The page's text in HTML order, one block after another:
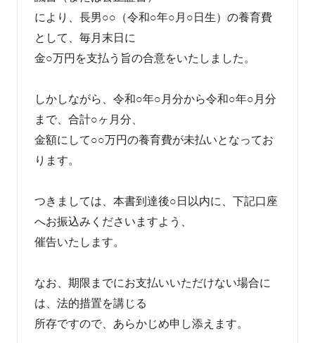
により、長男○○（令和○年○月○日生）の養育費
として、毎月末日に
金○万円を支払う旨の合意をいたしました。
しかしながら、令和○年○月分から令和○年○月分
まで、合計○ヶ月分、
金額にして○○万円の養育費が未払いとなってお
ります。
つきましては、本書到達後○日以内に、下記口座
へお振込みくださいますよう、
催告いたします。
なお、期限までにお支払いいただけない場合に
は、法的措置を講じる
所存ですので、あらかじめ申し添えます。